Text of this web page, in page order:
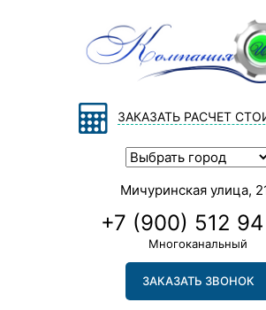
ЗАКАЗАТЬ РАСЧЕТ
Мичуринская улица,
+7 (900) 512
Многоканальный
ЗАКАЗАТЬ ЗВОНОК